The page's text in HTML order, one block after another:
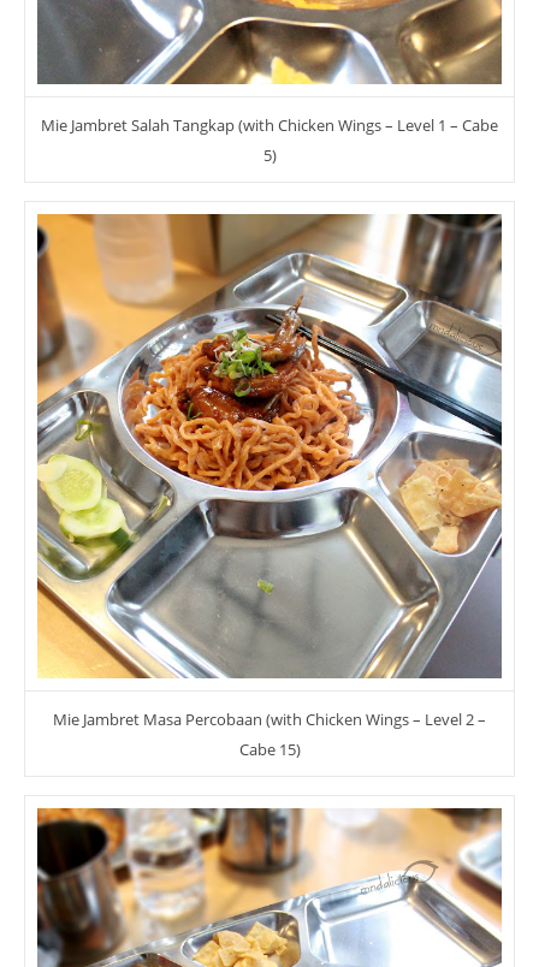
Mie Jambret Salah Tangkap (with Chicken Wings – Level 1 – Cabe
5)
Mie Jambret Masa Percobaan (with Chicken Wings – Level 2 –
Cabe 15)